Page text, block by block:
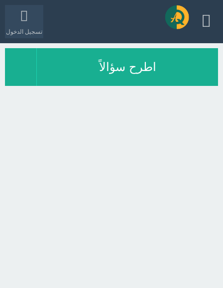
تسجيل الدخول
اطرح سؤالاً